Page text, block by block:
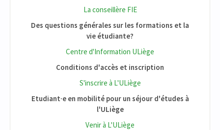
La conseillère FIE
Des questions générales sur les formations et la
vie étudiante?
Centre d'Information ULiège
Conditions d'accès et inscription
S'inscrire à L'ULiège
Etudiant·e en mobilité pour un séjour d'études à
l'ULiège
Venir à L'ULiège